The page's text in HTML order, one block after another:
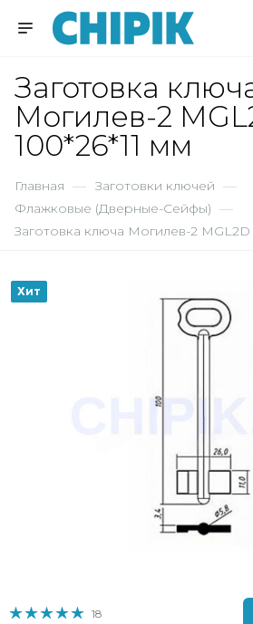
Заготовка
Могилев-2
100*26*11 мм
Главная — Заготовки ключей —
Флажковые (Дверные-Сейфы) —
Заготовка ключа Могилев-2 MGL2D
Хит
18